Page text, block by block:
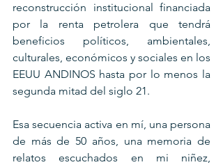
reconstrucción institucional financiada
por la renta petrolera que tendrá
beneficios políticos, ambientales,
culturales, económicos y sociales en los
EEUU ANDINOS hasta por lo menos la
segunda mitad del siglo 21.
Esa secuencia activa en mí, una persona
de más de 50 años, una memoria de
relatos escuchados en mi niñez,